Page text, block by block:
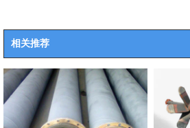
相关推荐